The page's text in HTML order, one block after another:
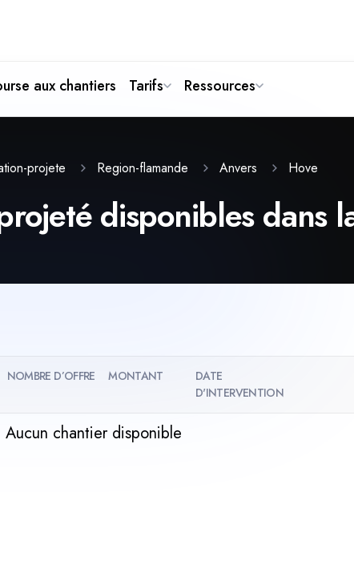
aux chantiers Tarifs Ressources
projete Region-flamande Anvers Hove
disponibles dans
NOMBRE D’OFFRE MONTANT
DATE
D'INTERVENTION
Aucun chantier disponible